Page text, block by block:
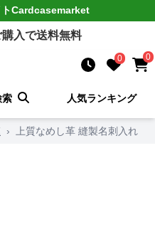
Cardcasemarket
入で送料無料
0 0
索 人気ランキング
› 上質なめし革 縫製名刺入れ